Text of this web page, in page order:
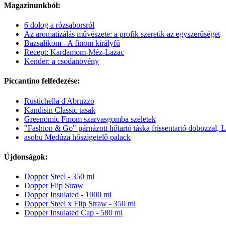
Magazinunkból:
6 dolog a rózsaborsról
Az aromatizálás művészete: a profik szeretik az egyszerűséget
Bazsalikom - A finom királyfű
Recept: Kardamom-Méz-Lazac
Kender: a csodanövény
Piccantino felfedezése:
Rustichella d'Abruzzo
Kandisin Classic tasak
Greenomic Finom szarvasgomba szeletek
"Fashion & Go" párnázott hőtartó táska frissentartó dobozzal, L
asobu Medúza hőszigetelő palack
Újdonságok:
Dopper Steel - 350 ml
Dopper Flip Straw
Dopper Insulated - 1000 ml
Dopper Steel x Flip Straw - 350 ml
Dopper Insulated Cap - 580 ml